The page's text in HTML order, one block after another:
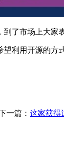
市场上大家
用开源的方
一篇： 这家获得